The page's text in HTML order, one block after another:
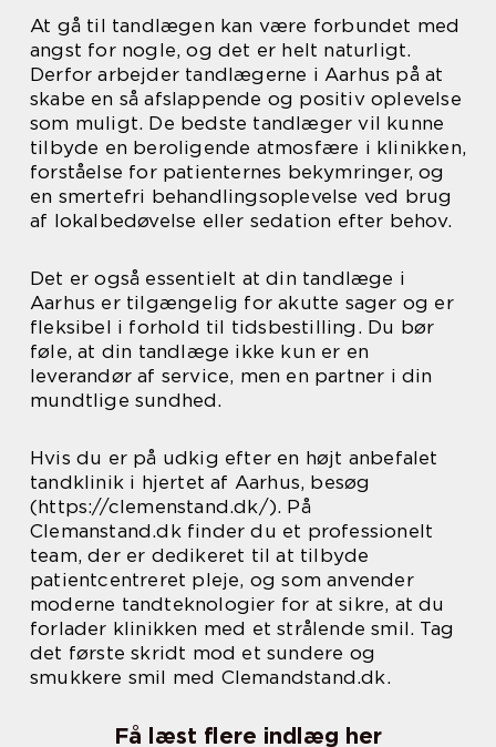
At gå til tandlægen kan være forbundet med
angst for nogle, og det er helt naturligt.
Derfor arbejder tandlægerne i Aarhus på at
skabe en så afslappende og positiv oplevelse
som muligt. De bedste tandlæger vil kunne
tilbyde en beroligende atmosfære i klinikken,
forståelse for patienternes bekymringer, og
en smertefri behandlingsoplevelse ved brug
af lokalbedøvelse eller sedation efter behov.
Det er også essentielt at din tandlæge i
Aarhus er tilgængelig for akutte sager og er
fleksibel i forhold til tidsbestilling. Du bør
føle, at din tandlæge ikke kun er en
leverandør af service, men en partner i din
mundtlige sundhed.
Hvis du er på udkig efter en højt anbefalet
tandklinik i hjertet af Aarhus, besøg
(https://clemenstand.dk/). På
Clemanstand.dk finder du et professionelt
team, der er dedikeret til at tilbyde
patientcentreret pleje, og som anvender
moderne tandteknologier for at sikre, at du
forlader klinikken med et strålende smil. Tag
det første skridt mod et sundere og
smukkere smil med Clemandstand.dk.
Få læst flere indlæg her